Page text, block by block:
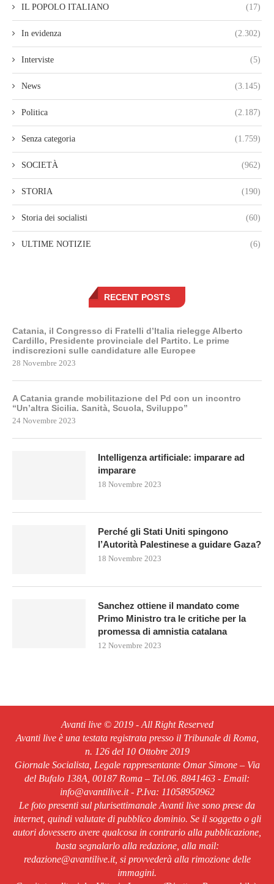
IL POPOLO ITALIANO (17)
In evidenza (2.302)
Interviste (5)
News (3.145)
Politica (2.187)
Senza categoria (1.759)
SOCIETÀ (962)
STORIA (190)
Storia dei socialisti (60)
ULTIME NOTIZIE (6)
RECENT POSTS
Catania, il Congresso di Fratelli d’Italia rielegge Alberto
Cardillo, Presidente provinciale del Partito. Le prime
indiscrezioni sulle candidature alle Europee
28 Novembre 2023
A Catania grande mobilitazione del Pd con un incontro
“Un’altra Sicilia. Sanità, Scuola, Sviluppo”
24 Novembre 2023
Intelligenza artificiale: imparare ad
imparare
18 Novembre 2023
Perché gli Stati Uniti spingono
l’Autorità Palestinese a guidare Gaza?
18 Novembre 2023
Sanchez ottiene il mandato come
Primo Ministro tra le critiche per la
promessa di amnistia catalana
12 Novembre 2023
Avanti live © 2019 - All Right Reserved
Avanti live è una testata registrata presso il Tribunale di Roma,
n. 126 del 10 Ottobre 2019
Giornale Socialista, Legale rappresentante Omar Simone – Via
del Bufalo 138A, 00187 Roma – Tel.06. 8841463 - Email:
info@avantilive.it - P.Iva: 11058950962
Le foto presenti sul plurisettimanale Avanti live sono prese da
internet, quindi valutate di pubblico dominio. Se il soggetto o gli
autori dovessero avere qualcosa in contrario alla pubblicazione,
basta segnalarlo alla redazione, alla mail:
redazione@avantilive.it, si provvederà alla rimozione delle
immagini.